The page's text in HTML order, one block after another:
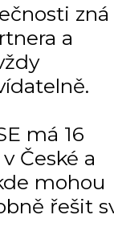
zná
a
má 16
České a
mohou
řešit